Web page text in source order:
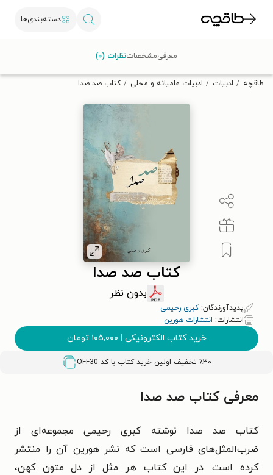
دسته‌بندی‌ها
تخفیف از طاقچه دریافت کن.
طاقچه ادبیات ادبیات عامیانه و محلی کتاب صد صدا
کتاب صد صدا
بدون نظر
پدیدآورندگان:کبری رحیمی
انتشارات: انتشارات هورین
خرید کتاب الکترونیکی | ۱۰۵,۰۰۰ تومان
٪۳۰ تخفیف اولین خرید کتاب با کد OFF30
معرفیمشخصاتنظرات (۰)
معرفی کتاب صد صدا
کتاب صد صدا نوشته‌ کبری رحیمی مجموعه‌ای از
ضرب‌المثل‌های فارسی است که نشر هورین آن را منتشر
کرده است. در این کتاب هر مثل از دل متون کهن،